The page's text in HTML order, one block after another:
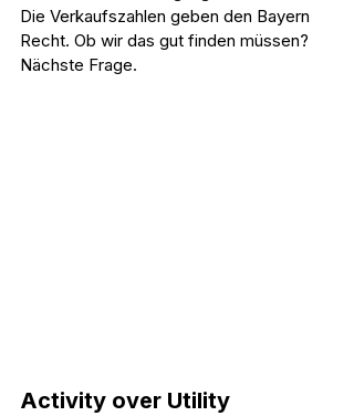
Die Verkaufszahlen geben den Bayern
Recht. Ob wir das gut finden müssen?
Nächste Frage.
Activity over Utility